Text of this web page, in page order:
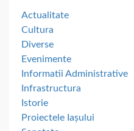
Actualitate
Cultura
Diverse
Evenimente
Informatii Administrative
Infrastructura
Istorie
Proiectele Iașului